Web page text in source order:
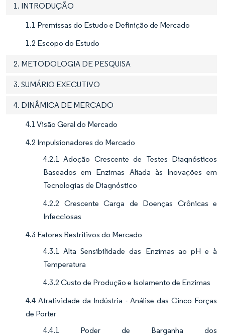
1. INTRODUÇÃO
1.1 Premissas do Estudo e Definição de Mercado
1.2 Escopo do Estudo
2. METODOLOGIA DE PESQUISA
3. SUMÁRIO EXECUTIVO
4. DINÂMICA DE MERCADO
4.1 Visão Geral do Mercado
4.2 Impulsionadores do Mercado
4.2.1 Adoção Crescente de Testes Diagnósticos
Baseados em Enzimas Aliada às Inovações em
Tecnologias de Diagnóstico
4.2.2 Crescente Carga de Doenças Crônicas e
Infecciosas
4.3 Fatores Restritivos do Mercado
4.3.1 Alta Sensibilidade das Enzimas ao pH e à
Temperatura
4.3.2 Custo de Produção e Isolamento de Enzimas
4.4 Atratividade da Indústria - Análise das Cinco Forças
de Porter
4.4.1 Poder de Barganha dos